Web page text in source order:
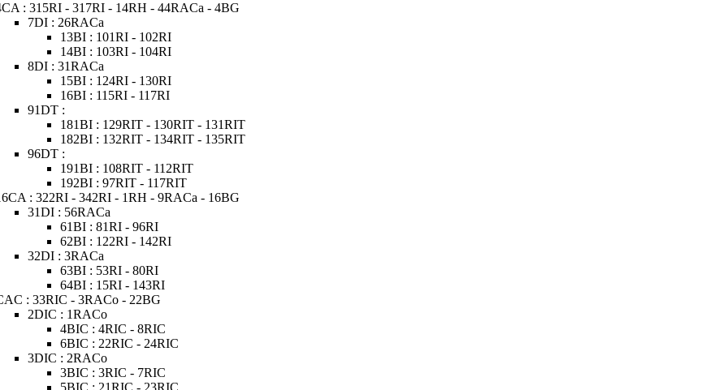
: 315RI - 317RI - 14RH - 44RACa - 4BG
7DI : 26RACa
13BI : 101RI - 102RI
14BI : 103RI - 104RI
8DI : 31RACa
15BI : 124RI - 130RI
16BI : 115RI - 117RI
91DT :
181BI : 129RIT - 130RIT - 131RIT
182BI : 132RIT - 134RIT - 135RIT
96DT :
191BI : 108RIT - 112RIT
192BI : 97RIT - 117RIT
: 322RI - 342RI - 1RH - 9RACa - 16BG
31DI : 56RACa
61BI : 81RI - 96RI
62BI : 122RI - 142RI
32DI : 3RACa
63BI : 53RI - 80RI
64BI : 15RI - 143RI
: 33RIC - 3RACo - 22BG
2DIC : 1RACo
4BIC : 4RIC - 8RIC
6BIC : 22RIC - 24RIC
3DIC : 2RACo
3BIC : 3RIC - 7RIC
5BIC : 21RIC - 23RIC